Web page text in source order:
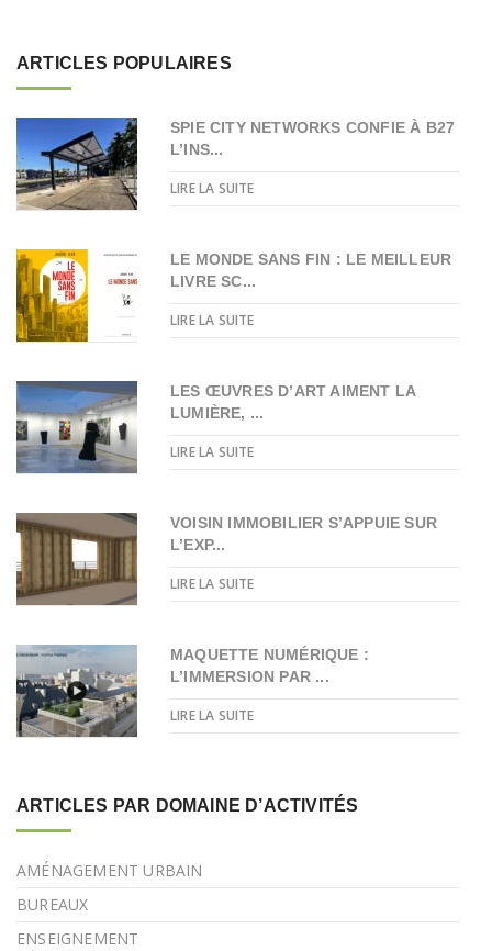
ARTICLES POPULAIRES
SPIE CITY NETWORKS CONFIE À B27
L’INS...
LIRE LA SUITE
LE MONDE SANS FIN : LE MEILLEUR
LIVRE SC...
LIRE LA SUITE
LES ŒUVRES D’ART AIMENT LA
LUMIÈRE, ...
LIRE LA SUITE
VOISIN IMMOBILIER S’APPUIE SUR
L’EXP...
LIRE LA SUITE
MAQUETTE NUMÉRIQUE :
L’IMMERSION PAR ...
LIRE LA SUITE
ARTICLES PAR DOMAINE D’ACTIVITÉS
AMÉNAGEMENT URBAIN
BUREAUX
ENSEIGNEMENT